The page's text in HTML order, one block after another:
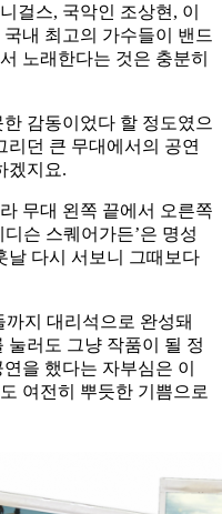
걸스, 국악인 조상현, 이
내 최고의 가수들이 밴드
노래한다는 것은 충분히
감동이었다 할 정도였으
리던 큰 무대에서의 공연
겠지요.
무대 왼쪽 끝에서 오른쪽
슨 스퀘어가든’은 명성
날 다시 서보니 그때보다
까지 대리석으로 완성돼
눌러도 그냥 작품이 될 정
을 했다는 자부심은 이
여전히 뿌듯한 기쁨으로